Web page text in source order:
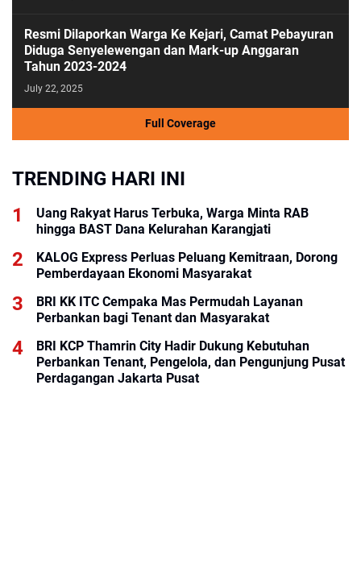
Resmi Dilaporkan Warga Ke Kejari, Camat Pebayuran
Diduga Senyelewengan dan Mark-up Anggaran
Tahun 2023-2024
July 22, 2025
Full Coverage
TRENDING HARI INI
Uang Rakyat Harus Terbuka, Warga Minta RAB
hingga BAST Dana Kelurahan Karangjati
KALOG Express Perluas Peluang Kemitraan, Dorong
Pemberdayaan Ekonomi Masyarakat
BRI KK ITC Cempaka Mas Permudah Layanan
Perbankan bagi Tenant dan Masyarakat
BRI KCP Thamrin City Hadir Dukung Kebutuhan
Perbankan Tenant, Pengelola, dan Pengunjung Pusat
Perdagangan Jakarta Pusat